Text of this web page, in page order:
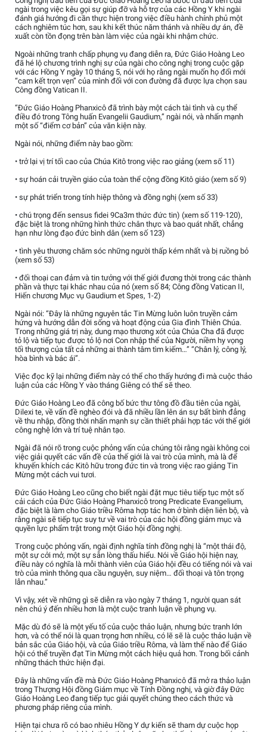
ngài trong việc kêu gọi sự giúp đỡ và hỗ trợ của các Hồng Y khi ngài
đánh giá hướng đi cần thực hiện trong việc điều hành chính phủ một
cách nghiêm túc hơn, sau khi kết thúc năm thánh và nhiều dự án, đề
xuất còn tồn đọng trên bàn làm việc của ngài khi nhậm chức.
Ngoài những tranh chấp phụng vụ đang diễn ra, Đức Giáo Hoàng Leo
đã hé lộ chương trình nghị sự của ngài cho công nghị trong cuộc gặp
với các Hồng Y ngày 10 tháng 5, nói với họ rằng ngài muốn họ đổi mới
“cam kết trọn vẹn” của mình đối với con đường đã được lựa chọn sau
Công đồng Vatican II.
“Đức Giáo Hoàng Phanxicô đã trình bày một cách tài tình và cụ thể
điều đó trong Tông huấn Evangelii Gaudium,” ngài nói, và nhấn mạnh
một số “điểm cơ bản” của văn kiện này.
Ngài nói, những điểm này bao gồm:
• trở lại vị trí tối cao của Chúa Kitô trong việc rao giảng (xem số 11)
• sự hoán cải truyền giáo của toàn thể cộng đồng Kitô giáo (xem số 9)
• sự phát triển trong tính hiệp thông và đồng nghị (xem số 33)
• chú trọng đến sensus fidei 9Ca3m thức đức tin) (xem số 119-120),
đặc biệt là trong những hình thức chân thực và bao quát nhất, chẳng
hạn như lòng đạo đức bình dân (xem số 123)
• tình yêu thương chăm sóc những người thấp kém nhất và bị ruồng bỏ
(xem số 53)
• đối thoại can đảm và tin tưởng với thế giới đương thời trong các thành
phần và thực tại khác nhau của nó (xem số 84; Công đồng Vatican II,
Hiến chương Mục vụ Gaudium et Spes, 1-2)
Ngài nói: “Đây là những nguyên tắc Tin Mừng luôn luôn truyền cảm
hứng và hướng dẫn đời sống và hoạt động của Gia đình Thiên Chúa.
Trong những giá trị này, dung mạo thương xót của Chúa Cha đã được
tỏ lộ và tiếp tục được tỏ lộ nơi Con nhập thể của Người, niềm hy vọng
tối thượng của tất cả những ai thành tâm tìm kiếm…” “Chân lý, công lý,
hòa bình và bác ái”.
Việc đọc kỹ lại những điểm này có thể cho thấy hướng đi mà cuộc thảo
luận của các Hồng Y vào tháng Giêng có thể sẽ theo.
Đức Giáo Hoàng Leo đã công bố bức thư tông đồ đầu tiên của ngài,
Dilexi te, về vấn đề nghèo đói và đã nhiều lần lên án sự bất bình đẳng
về thu nhập, đồng thời nhấn mạnh sự cần thiết phải hợp tác với thế giới
công nghệ lớn và trí tuệ nhân tạo.
Ngài đã nói rõ trong cuộc phỏng vấn của chúng tôi rằng ngài không coi
việc giải quyết các vấn đề của thế giới là vai trò của mình, mà là để
khuyến khích các Kitô hữu trong đức tin và trong việc rao giảng Tin
Mừng một cách vui tươi.
Đức Giáo Hoàng Leo cũng cho biết ngài đặt mục tiêu tiếp tục một số
cải cách của Đức Giáo Hoàng Phanxicô trong Predicate Evangelium,
đặc biệt là làm cho Giáo triều Rôma hợp tác hơn ở bình diện liên bộ, và
rằng ngài sẽ tiếp tục suy tư về vai trò của các hội đồng giám mục và
quyền lực phẩm trật trong một Giáo hội đồng nghị.
Trong cuộc phỏng vấn, ngài định nghĩa tính đồng nghị là “một thái độ,
một sự cởi mở, một sự sẵn lòng thấu hiểu. Nói về Giáo hội hiện nay,
điều này có nghĩa là mỗi thành viên của Giáo hội đều có tiếng nói và vai
trò của mình thông qua cầu nguyện, suy niệm… đối thoại và tôn trọng
lẫn nhau.”
Vì vậy, xét về những gì sẽ diễn ra vào ngày 7 tháng 1, người quan sát
nên chú ý đến nhiều hơn là một cuộc tranh luận về phụng vụ.
Mặc dù đó sẽ là một yếu tố của cuộc thảo luận, nhưng bức tranh lớn
hơn, và có thể nói là quan trọng hơn nhiều, có lẽ sẽ là cuộc thảo luận về
bản sắc của Giáo hội, và của Giáo triều Rôma, và làm thế nào để Giáo
hội có thể truyền đạt Tin Mừng một cách hiệu quả hơn. Trong bối cảnh
những thách thức hiện đại.
Đây là những vấn đề mà Đức Giáo Hoàng Phanxicô đã mở ra thảo luận
trong Thượng Hội đồng Giám mục về Tính Đồng nghị, và giờ đây Đức
Giáo Hoàng Leo đang tiếp tục giải quyết chúng theo cách thức và
phương pháp riêng của mình.
Hiện tại chưa rõ có bao nhiêu Hồng Y dự kiến sẽ tham dự cuộc họp